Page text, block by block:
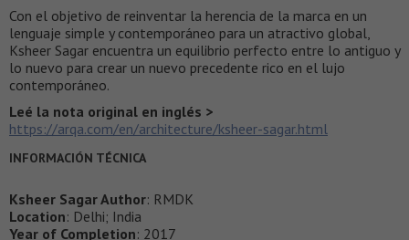
Con el objetivo de reinventar la herencia de la marca en un
lenguaje simple y contemporáneo para un atractivo global,
Ksheer Sagar encuentra un equilibrio perfecto entre lo antiguo y
lo nuevo para crear un nuevo precedente rico en el lujo
contemporáneo.
Leé la nota original en inglés >
https://arqa.com/en/architecture/ksheer-sagar.html
INFORMACIÓN TÉCNICA
Ksheer Sagar Author: RMDK
Location: Delhi; India
Year of Completion: 2017